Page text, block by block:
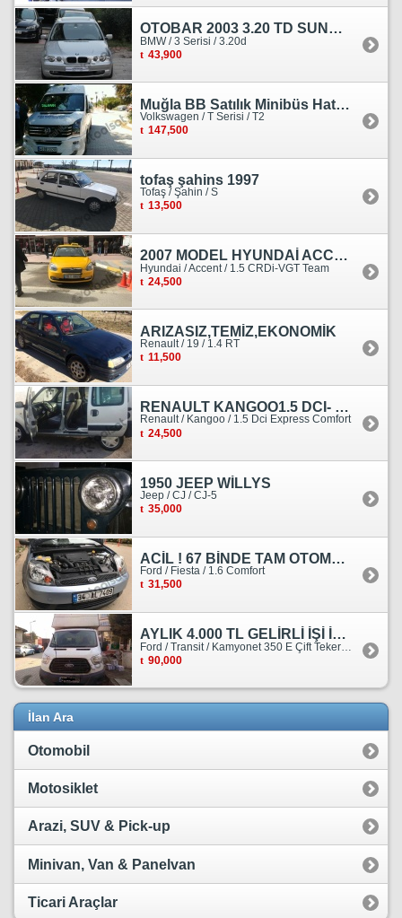
OTOBAR 2003 3.20 TD SUNROOF DERİ OTOMATİK DİZEL EMSALSİZ
BMW / 3 Serisi / 3.20d
43,900
Muğla BB Satılık Minibüs Hatı Volkswagen Crafter
Volkswagen / T Serisi / T2
147,500
tofaş şahins 1997
Tofaş / Şahin / S
13,500
2007 MODEL HYUNDAİ ACCENT ERA MOTOR YENİ YAPILDI
Hyundai / Accent / 1.5 CRDi-VGT Team
24,500
ARIZASIZ,TEMİZ,EKONOMİK
Renault / 19 / 1.4 RT
11,500
RENAULT KANGOO1.5 DCI- 138 KM
Renault / Kangoo / 1.5 Dci Express Comfort
24,500
1950 JEEP WİLLYS
Jeep / CJ / CJ-5
35,000
ACİL ! 67 BİNDE TAM OTOMATİK FORD FİESTA
Ford / Fiesta / 1.6 Comfort
31,500
AYLIK 4.000 TL GELİRLİ İŞİ İLE BİRLİKTE SATILIKTIR.
90,000
İlan Ara
Otomobil
Motosiklet
Arazi, SUV & Pick-up
Minivan, Van & Panelvan
Ticari Araçlar